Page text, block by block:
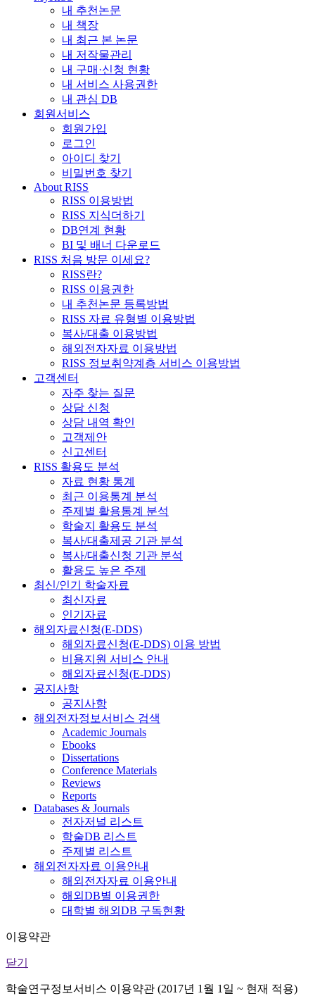
내 추천논문
내 책장
내 최근 본 논문
내 저작물관리
내 구매·신청 현황
내 서비스 사용권한
내 관심 DB
회원서비스
회원가입
로그인
아이디 찾기
비밀번호 찾기
About RISS
RISS 이용방법
RISS 지식더하기
DB연계 현황
BI 및 배너 다운로드
RISS 처음 방문 이세요?
RISS란?
RISS 이용권한
내 추천논문 등록방법
RISS 자료 유형별 이용방법
복사/대출 이용방법
해외전자자료 이용방법
RISS 정보취약계층 서비스 이용방법
고객센터
자주 찾는 질문
상담 신청
상담 내역 확인
고객제안
신고센터
RISS 활용도 분석
자료 현황 통계
최근 이용통계 분석
주제별 활용통계 분석
학술지 활용도 분석
복사/대출제공 기관 분석
복사/대출신청 기관 분석
활용도 높은 주제
최신/인기 학술자료
최신자료
인기자료
해외자료신청(E-DDS)
해외자료신청(E-DDS) 이용 방법
비용지원 서비스 안내
해외자료신청(E-DDS)
공지사항
공지사항
해외전자정보서비스 검색
Academic Journals
Ebooks
Dissertations
Conference Materials
Reviews
Reports
Databases & Journals
전자저널 리스트
학술DB 리스트
주제별 리스트
해외전자자료 이용안내
해외전자자료 이용안내
해외DB별 이용권한
대학별 해외DB 구독현황
이용약관
닫기
학술연구정보서비스 이용약관 (2017년 1월 1일 ~ 현재 적용)